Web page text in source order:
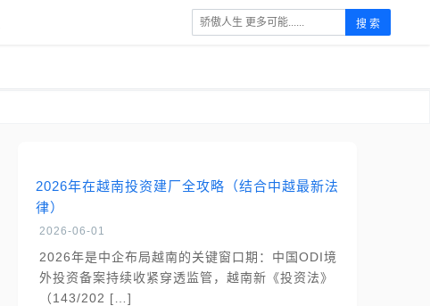
搜 索
2026年在越南投资建厂全攻略（结合中越最新法
律）
2026-06-01
2026年是中企布局越南的关键窗口期：中国ODI境
外投资备案持续收紧穿透监管，越南新《投资法》
（143/202 […]